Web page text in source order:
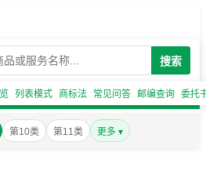
搜索
列表模式 商标法 常见问答 邮编查询 委托
第10类 第11类 更多 ▾